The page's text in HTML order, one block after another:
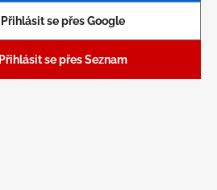
Přihlásit se přes Google
Přihlásit se přes Seznam